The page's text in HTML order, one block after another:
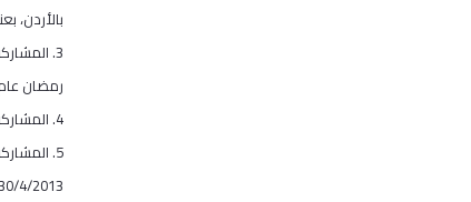
بالأردن،
3.
رمضان عام 1432
4. المشاركة بورقة بحثية في ندوة «الإمام ابن الجزري شمس القراء» التي عقدتها جمعية المحافظة على القرآن الكريم بالأردن يوم 29/5/1433هـ الموافق 21/4/2012م.
30/4/